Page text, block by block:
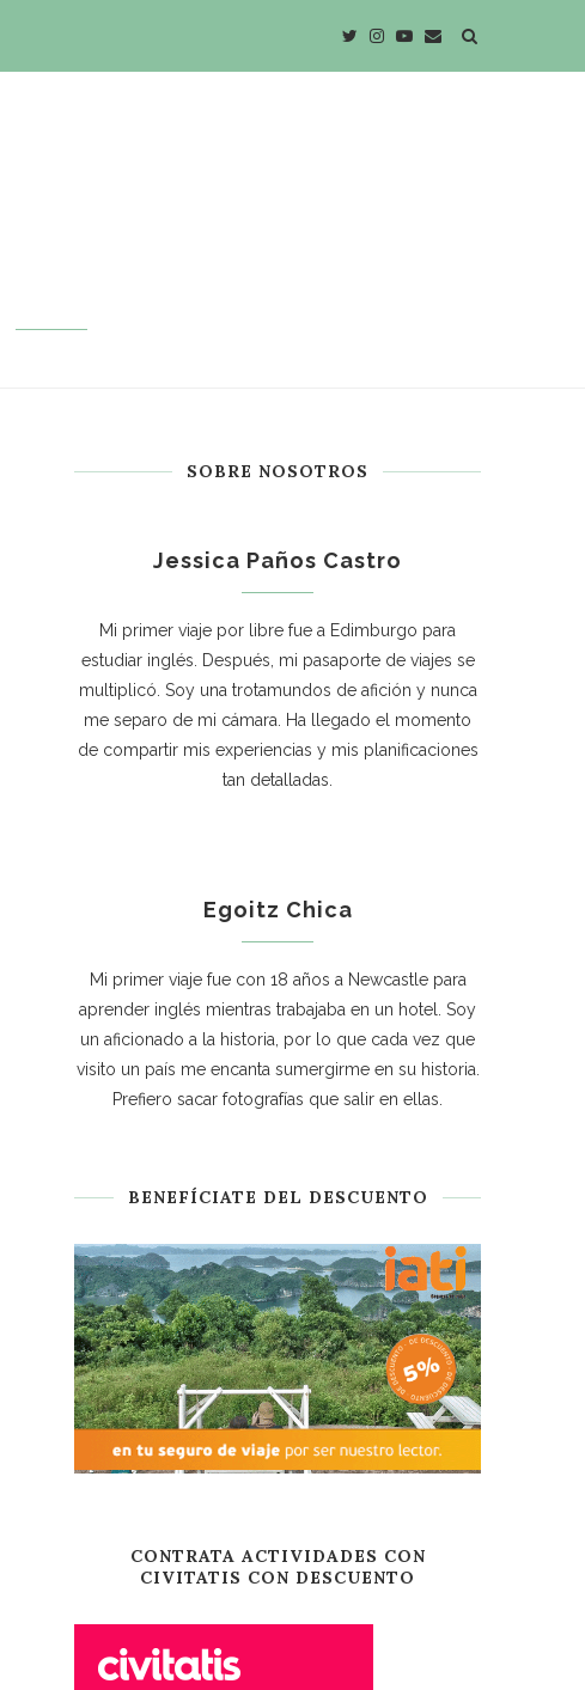
SOBRE NOSOTROS
Jessica Paños Castro
Mi primer viaje por libre fue a Edimburgo para
estudiar inglés. Después, mi pasaporte de viajes se
multiplicó. Soy una trotamundos de afición y nunca
me separo de mi cámara. Ha llegado el momento
de compartir mis experiencias y mis planificaciones
tan detalladas.
Egoitz Chica
Mi primer viaje fue con 18 años a Newcastle para
aprender inglés mientras trabajaba en un hotel. Soy
un aficionado a la historia, por lo que cada vez que
visito un país me encanta sumergirme en su historia.
Prefiero sacar fotografías que salir en ellas.
BENEFÍCIATE DEL DESCUENTO
CONTRATA ACTIVIDADES CON
CIVITATIS CON DESCUENTO